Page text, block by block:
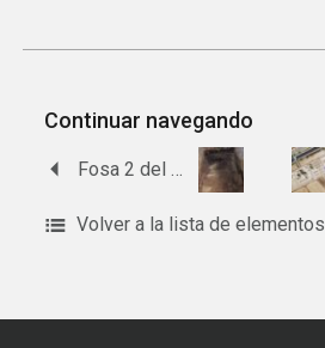
Continuar navegando
Volver a la lista de elementos